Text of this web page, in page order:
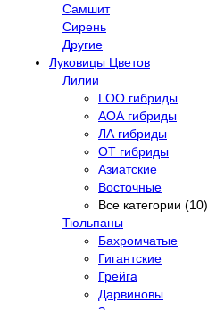
Самшит
Сирень
Другие
Луковицы Цветов
Лилии
LOO гибриды
АОА гибриды
ЛА гибриды
ОТ гибриды
Азиатские
Восточные
Все категории (10)
Тюльпаны
Бахромчатые
Гигантские
Грейга
Дарвиновы